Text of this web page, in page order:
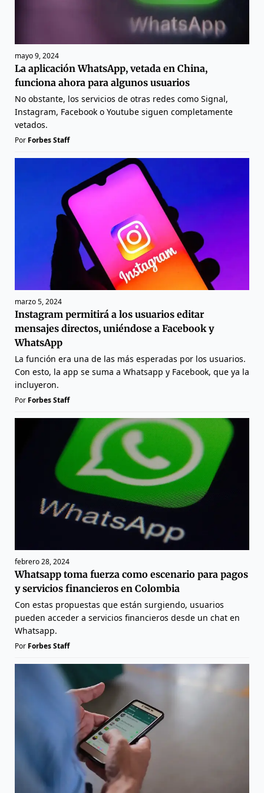
mayo 9, 2024
La aplicación WhatsApp, vetada en China,
funciona ahora para algunos usuarios
No obstante, los servicios de otras redes como Signal,
Instagram, Facebook o Youtube siguen completamente
vetados.
Por Forbes Staff
marzo 5, 2024
Instagram permitirá a los usuarios editar
mensajes directos, uniéndose a Facebook y
WhatsApp
La función era una de las más esperadas por los usuarios.
Con esto, la app se suma a Whatsapp y Facebook, que ya la
incluyeron.
Por Forbes Staff
febrero 28, 2024
Whatsapp toma fuerza como escenario para pagos
y servicios financieros en Colombia
Con estas propuestas que están surgiendo, usuarios
pueden acceder a servicios financieros desde un chat en
Whatsapp.
Por Forbes Staff